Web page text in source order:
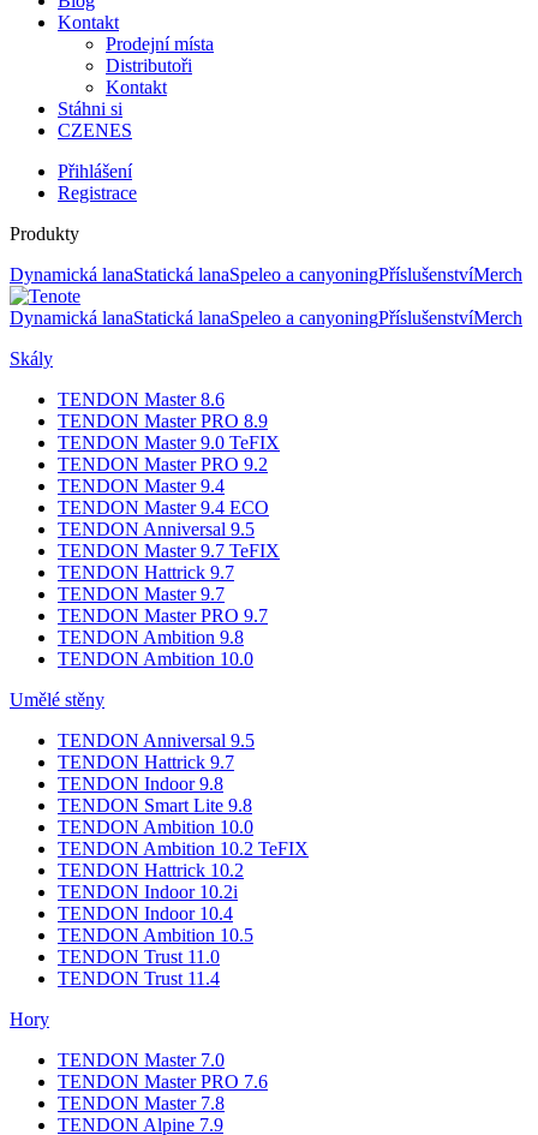
Kontakt
Prodejní místa
Distributoři
Kontakt
Stáhni si
CZENES
Přihlášení
Registrace
Produkty
Dynamická lanaStatická lanaSpeleo a canyoningPříslušenstvíMerch
Dynamická lanaStatická lanaSpeleo a canyoningPříslušenstvíMerch
Skály
TENDON Master 8.6
TENDON Master PRO 8.9
TENDON Master 9.0 TeFIX
TENDON Master PRO 9.2
TENDON Master 9.4
TENDON Master 9.4 ECO
TENDON Anniversal 9.5
TENDON Master 9.7 TeFIX
TENDON Hattrick 9.7
TENDON Master 9.7
TENDON Master PRO 9.7
TENDON Ambition 9.8
TENDON Ambition 10.0
Umělé stěny
TENDON Anniversal 9.5
TENDON Hattrick 9.7
TENDON Indoor 9.8
TENDON Smart Lite 9.8
TENDON Ambition 10.0
TENDON Ambition 10.2 TeFIX
TENDON Hattrick 10.2
TENDON Indoor 10.2i
TENDON Indoor 10.4
TENDON Ambition 10.5
TENDON Trust 11.0
TENDON Trust 11.4
Hory
TENDON Master 7.0
TENDON Master PRO 7.6
TENDON Master 7.8
TENDON Alpine 7.9